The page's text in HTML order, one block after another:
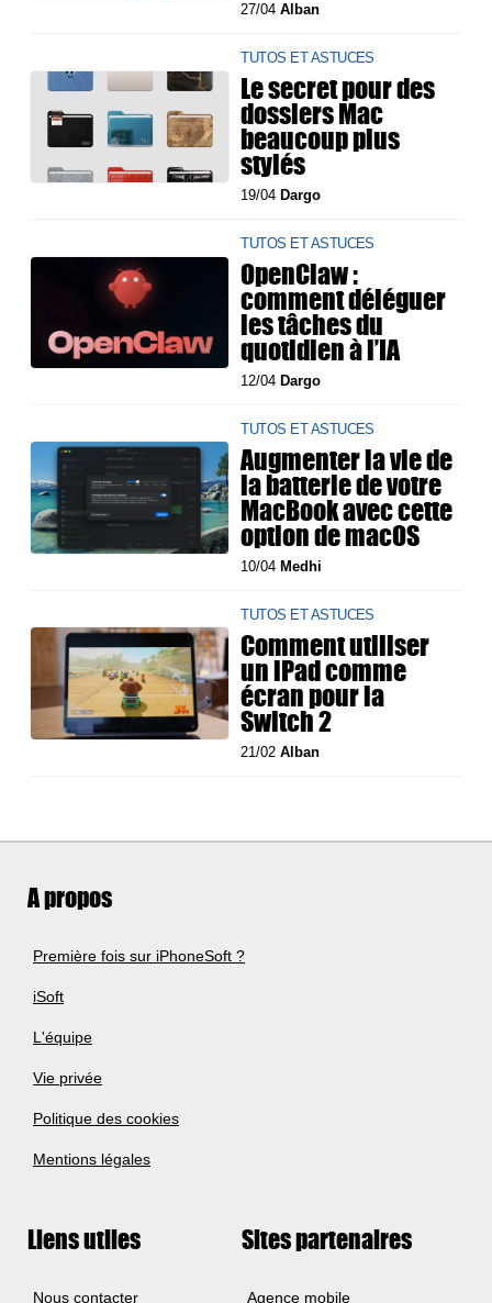
27/04Alban
TUTOS ET ASTUCES
Le secret pour des
dossiers Mac
beaucoup plus
stylés
19/04 Dargo
TUTOS ET ASTUCES
OpenClaw :
comment déléguer
les tâches du
quotidien à l’IA
12/04 Dargo
TUTOS ET ASTUCES
Augmenter la vie de
la batterie de votre
MacBook avec cette
option de macOS
10/04 Medhi
TUTOS ET ASTUCES
Comment utiliser
un iPad comme
écran pour la
Switch 2
21/02Alban
A propos
Première fois sur iPhoneSoft ?
iSoft
L'équipe
Vie privée
Politique des cookies
Mentions légales
Liens utiles
Nous contacter
Sites partenaires
Agence mobile